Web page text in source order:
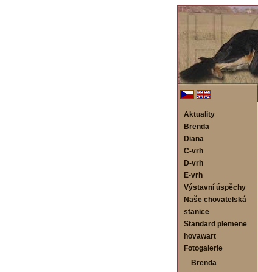
Aktuality
Brenda
Diana
C-vrh
D-vrh
E-vrh
Výstavní úspěchy
Naše chovatelská
stanice
Standard plemene
hovawart
Fotogalerie
Brenda